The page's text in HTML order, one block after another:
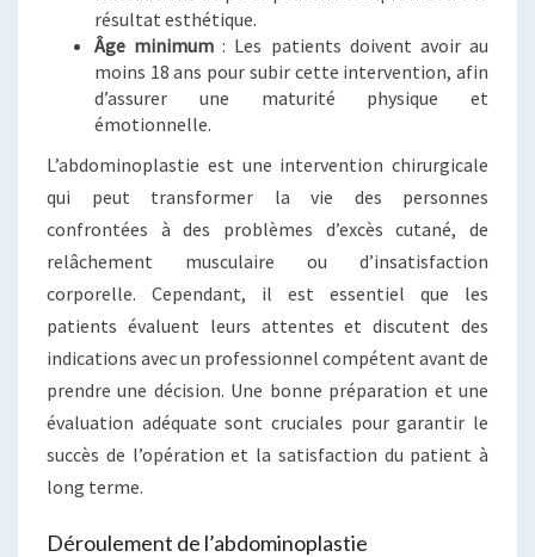
résultat esthétique.
Âge minimum : Les patients doivent avoir au
moins 18 ans pour subir cette intervention, afin
d’assurer une maturité physique et
émotionnelle.
L’abdominoplastie est une intervention chirurgicale
qui peut transformer la vie des personnes
confrontées à des problèmes d’excès cutané, de
relâchement musculaire ou d’insatisfaction
corporelle. Cependant, il est essentiel que les
patients évaluent leurs attentes et discutent des
indications avec un professionnel compétent avant de
prendre une décision. Une bonne préparation et une
évaluation adéquate sont cruciales pour garantir le
succès de l’opération et la satisfaction du patient à
long terme.
Déroulement de l’abdominoplastie